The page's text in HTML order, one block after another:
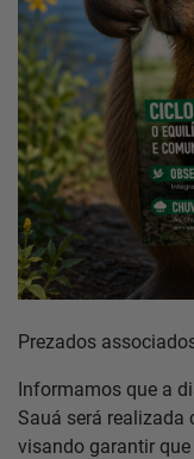
Baixe o App
Área restrita
Prezados
Informamos que a
Sauá será realizada
visando garantir